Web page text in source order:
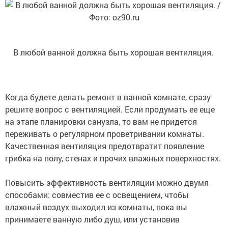
В любой ванной должна быть хорошая вентиляция.
Когда будете делать ремонт в ванной комнате, сразу
решите вопрос с вентиляцией. Если продумать ее еще
на этапе планировки санузла, то вам не придется
переживать о регулярном проветривании комнаты.
Качественная вентиляция предотвратит появление
грибка на полу, стенах и прочих влажных поверхностях.
Повысить эффективность вентиляции можно двумя
способами: совместив ее с освещением, чтобы
влажный воздух выходил из комнаты, пока вы
принимаете ванную либо душ, или установив